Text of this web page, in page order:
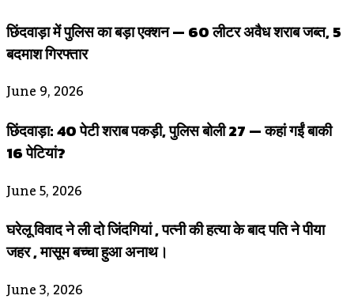
छिंदवाड़ा में पुलिस का बड़ा एक्शन — 60 लीटर अवैध शराब जब्त, 5
बदमाश गिरफ्तार
June 9, 2026
छिंदवाड़ा: 40 पेटी शराब पकड़ी, पुलिस बोली 27 — कहां गईं बाकी
16 पेटियां?
June 5, 2026
घरेलू विवाद ने ली दो जिंदगियां , पत्नी की हत्या के बाद पति ने पीया
जहर , मासूम बच्चा हुआ अनाथ।
June 3, 2026